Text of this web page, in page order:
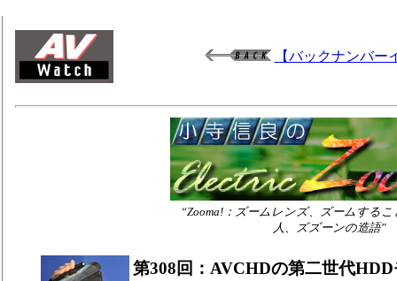
【バックナンバー
“Zooma!：ズームレンズ、ズームする
人、ズズーンの造語”
第308回：AVCHDの第二世代